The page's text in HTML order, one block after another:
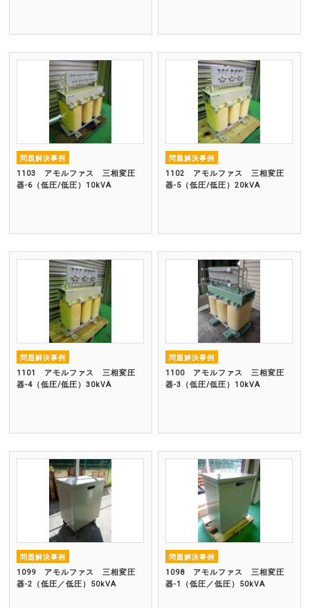
問題解決事例
1103 アモルファス 三相変圧
器-6（低圧/低圧）10kVA
問題解決事例
1102 アモルファス 三相変圧
器-5（低圧/低圧）20kVA
問題解決事例
1101 アモルファス 三相変圧
器-4（低圧/低圧）30kVA
問題解決事例
1100 アモルファス 三相変圧
器-3（低圧/低圧）10kVA
問題解決事例
1099 アモルファス 三相変圧
器-2（低圧／低圧）50kVA
問題解決事例
1098 アモルファス 三相変圧
器-1（低圧／低圧）50kVA